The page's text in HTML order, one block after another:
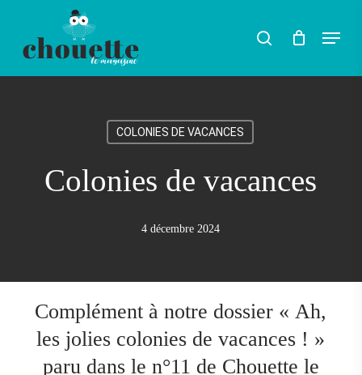
search Menu
COLONIES DE VACANCES
Colonies de vacances
4 décembre 2024
Complément à notre dossier « Ah,
les jolies colonies de vacances ! »
paru dans le n°11 de Chouette le